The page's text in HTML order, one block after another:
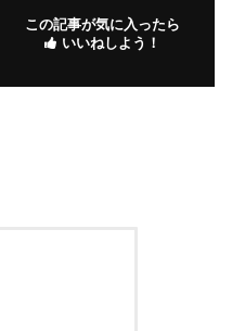
この記事が気に入ったら
いいねしよう！